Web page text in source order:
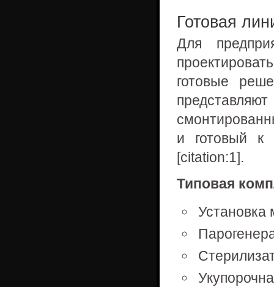
Готовая
Для
готовые
и готовый к
[citation:1].
Типовая
Установка